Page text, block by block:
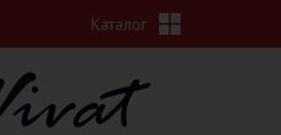
Каталог